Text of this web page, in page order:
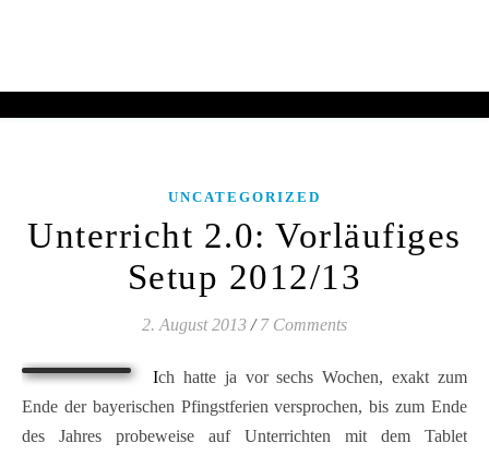
UNCATEGORIZED
Unterricht 2.0: Vorläufiges
Setup 2012/13
2. August 2013 / 7 Comments
Ich hatte ja vor sechs Wochen, exakt zum
Ende der bayerischen Pfingstferien versprochen, bis zum Ende
des Jahres probeweise auf Unterrichten mit dem Tablet